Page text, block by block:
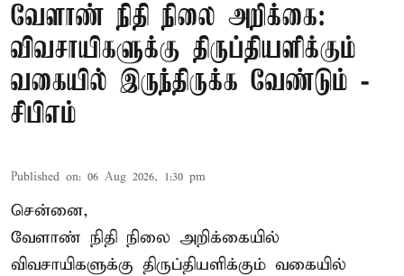
வேளாண் நிதி நிலை அறிக்கை:
விவசாயிகளுக்கு திருப்தியளிக்கும்
வகையில் இருந்திருக்க வேண்டும் -
சிபிஎம்
Published on: 06 Aug 2026, 1:30 pm
சென்னை,
வேளாண் நிதி நிலை அறிக்கையில்
விவசாயிகளுக்கு திருப்தியளிக்கும் வகையில்